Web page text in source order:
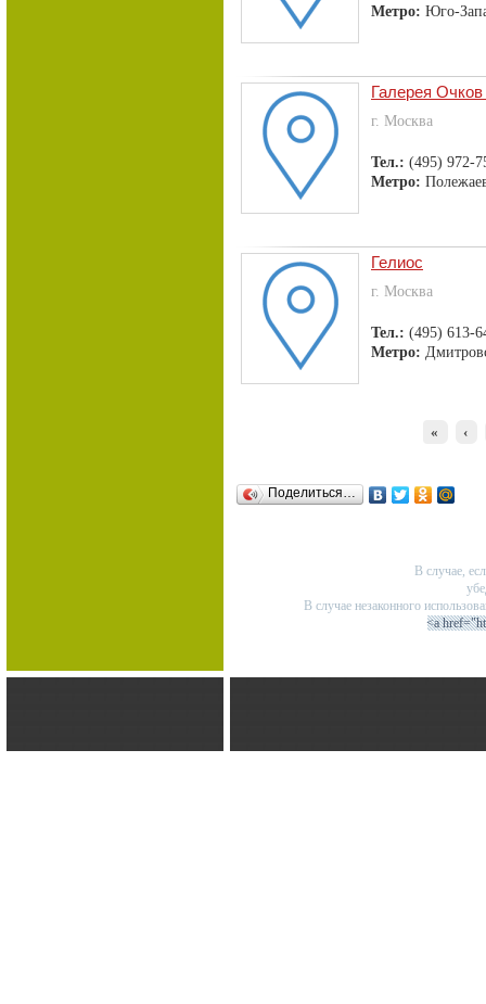
Метро: Юго-
Галерея
г. Москва
Тел.: (495) 972-
Метро:
Гелиос
г. Москва
Тел.: (495) 613-
Метро:
« ‹
Поделиться…
В случае,
В случае незаконного
<a